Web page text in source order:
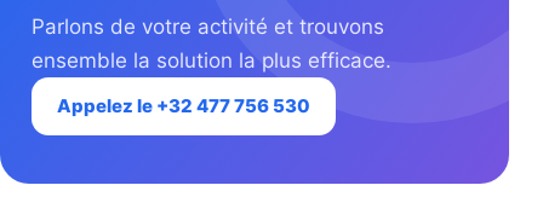
Parlons de votre activité et trouvons
ensemble la solution la plus efficace.
Appelez le +32 477 756 530